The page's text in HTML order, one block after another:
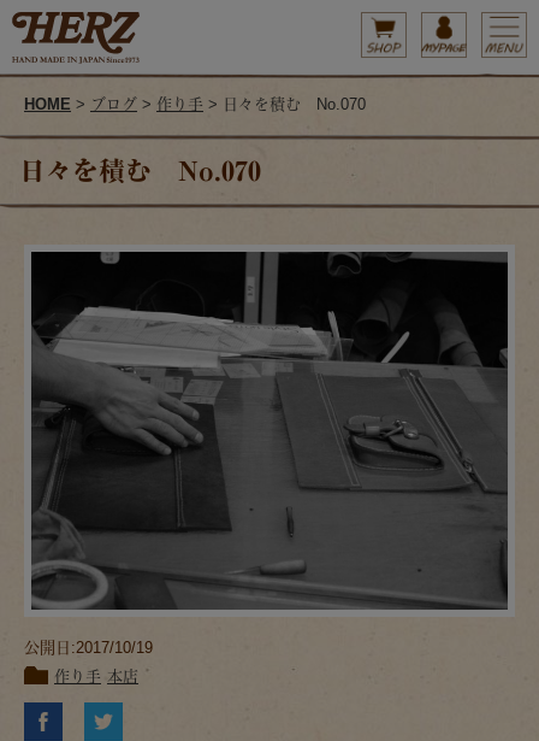
HOME > ブログ > 作り手 > 日々を積む No.070
日々を積む No.070
公開日:2017/10/19
作り手 本店